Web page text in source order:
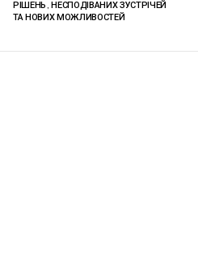
РІШЕНЬ, НЕСПОДІВАНИХ ЗУСТРІЧЕЙ
ТА НОВИХ МОЖЛИВОСТЕЙ